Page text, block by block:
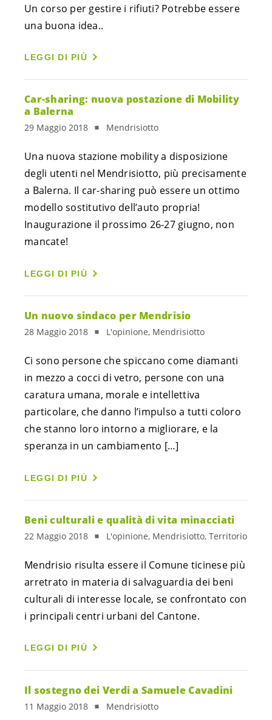
Un corso per gestire i rifiuti? Potrebbe essere
una buona idea..
LEGGI DI PIÙ
Car-sharing: nuova postazione di Mobility
a Balerna
29 Maggio 2018 Mendrisiotto
Una nuova stazione mobility a disposizione
degli utenti nel Mendrisiotto, più precisamente
a Balerna. Il car-sharing può essere un ottimo
modello sostitutivo dell’auto propria!
Inaugurazione il prossimo 26-27 giugno, non
mancate!
LEGGI DI PIÙ
Un nuovo sindaco per Mendrisio
28 Maggio 2018 L'opinione, Mendrisiotto
Ci sono persone che spiccano come diamanti
in mezzo a cocci di vetro, persone con una
caratura umana, morale e intellettiva
particolare, che danno l’impulso a tutti coloro
che stanno loro intorno a migliorare, e la
speranza in un cambiamento […]
LEGGI DI PIÙ
Beni culturali e qualità di vita minacciati
22 Maggio 2018 L'opinione, Mendrisiotto, Territorio
Mendrisio risulta essere il Comune ticinese più
arretrato in materia di salvaguardia dei beni
culturali di interesse locale, se confrontato con
i principali centri urbani del Cantone.
LEGGI DI PIÙ
Il sostegno dei Verdi a Samuele Cavadini
11 Maggio 2018 Mendrisiotto